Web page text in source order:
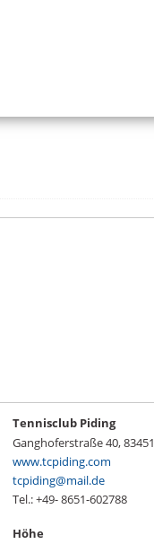
Tennisclub Piding
Ganghoferstraße 40,83451
www.tcpiding.com
tcpiding@mail.de
Tel.: +49- 8651-602788
Höhe